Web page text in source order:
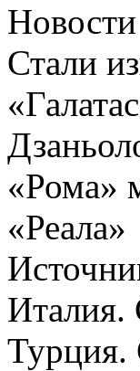
Стали
«Рома»
«Реала»
Италия.
Турция.